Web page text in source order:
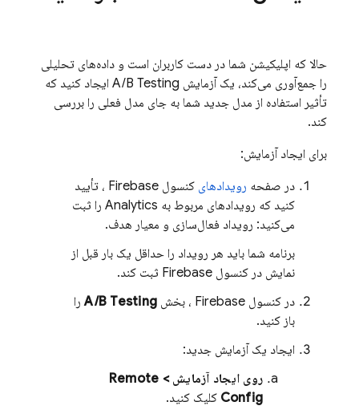
حالا که اپلیکیشن شما در دست کاربران است و داده‌های تحلیلی
را جمع‌آوری می‌کند، یک آزمایش A/B Testing ایجاد کنید که
تأثیر استفاده از مدل جدید شما به جای مدل فعلی را بررسی
کند.
برای ایجاد آزمایش:
در صفحه رویدادهای کنسول Firebase ، تأیید
کنید که رویدادهای مربوط به Analytics را ثبت
می‌کنید: رویداد فعال‌سازی و معیار هدف.
برنامه شما باید هر رویداد را حداقل یک بار قبل از
نمایش در کنسول Firebase ثبت کند.
در کنسول Firebase ، بخش A/B Testingرا
باز کنید.
ایجاد یک آزمایش جدید:
روی ایجاد آزمایش > Remote
Config کلیک کنید.